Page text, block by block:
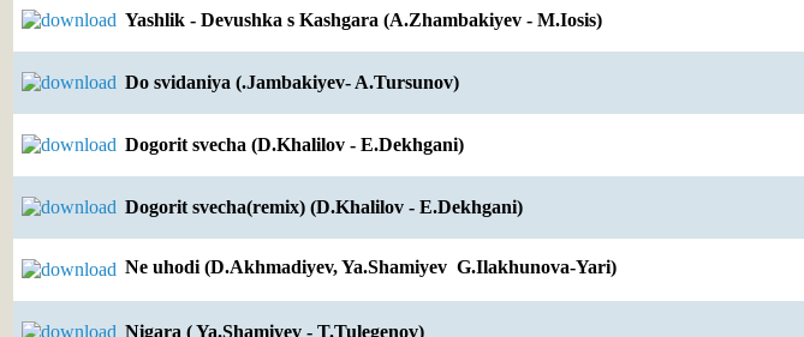
Yashlik - Devushka s Kashgara (A.Zhambakiyev - M.Iosis)
Do svidaniya (.Jambakiyev- A.Tursunov)
Dogorit svecha (D.Khalilov - E.Dekhgani)
Dogorit svecha(remix) (D.Khalilov - E.Dekhgani)
Ne uhodi (D.Akhmadiyev, Ya.Shamiyev  G.Ilakhunova-Yari)
Nigara ( Ya.Shamiyev - T.Tulegenov)